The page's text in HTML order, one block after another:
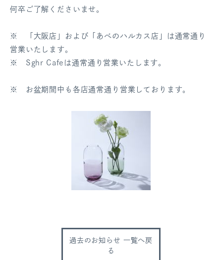
何卒ご了解くださいませ。
※ 「大阪店」および「あべのハルカス店」は通常通り
営業いたします。
※ Sghr Cafeは通常通り営業いたします。
※ お盆期間中も各店通常通り営業しております。
過去のお知らせ 一覧へ戻
る